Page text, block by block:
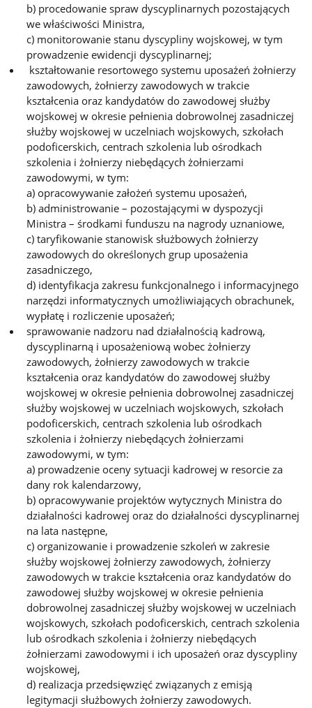
b) procedowanie spraw dyscyplinarnych pozostających
we właściwości Ministra,
c) monitorowanie stanu dyscypliny wojskowej, w tym
prowadzenie ewidencji dyscyplinarnej;
kształtowanie resortowego systemu uposażeń żołnierzy
zawodowych, żołnierzy zawodowych w trakcie
kształcenia oraz kandydatów do zawodowej służby
wojskowej w okresie pełnienia dobrowolnej zasadniczej
służby wojskowej w uczelniach wojskowych, szkołach
podoficerskich, centrach szkolenia lub ośrodkach
szkolenia i żołnierzy niebędących żołnierzami
zawodowymi, w tym:
a) opracowywanie założeń systemu uposażeń,
b) administrowanie – pozostającymi w dyspozycji
Ministra – środkami funduszu na nagrody uznaniowe,
c) taryfikowanie stanowisk służbowych żołnierzy
zawodowych do określonych grup uposażenia
zasadniczego,
d) identyfikacja zakresu funkcjonalnego i informacyjnego
narzędzi informatycznych umożliwiających obrachunek,
wypłatę i rozliczenie uposażeń;
sprawowanie nadzoru nad działalnością kadrową,
dyscyplinarną i uposażeniową wobec żołnierzy
zawodowych, żołnierzy zawodowych w trakcie
kształcenia oraz kandydatów do zawodowej służby
wojskowej w okresie pełnienia dobrowolnej zasadniczej
służby wojskowej w uczelniach wojskowych, szkołach
podoficerskich, centrach szkolenia lub ośrodkach
szkolenia i żołnierzy niebędących żołnierzami
zawodowymi, w tym:
a) prowadzenie oceny sytuacji kadrowej w resorcie za
dany rok kalendarzowy,
b) opracowywanie projektów wytycznych Ministra do
działalności kadrowej oraz do działalności dyscyplinarnej
na lata następne,
c) organizowanie i prowadzenie szkoleń w zakresie
służby wojskowej żołnierzy zawodowych, żołnierzy
zawodowych w trakcie kształcenia oraz kandydatów do
zawodowej służby wojskowej w okresie pełnienia
dobrowolnej zasadniczej służby wojskowej w uczelniach
wojskowych, szkołach podoficerskich, centrach szkolenia
lub ośrodkach szkolenia i żołnierzy niebędących
żołnierzami zawodowymi i ich uposażeń oraz dyscypliny
wojskowej,
d) realizacja przedsięwzięć związanych z emisją
legitymacji służbowych żołnierzy zawodowych.